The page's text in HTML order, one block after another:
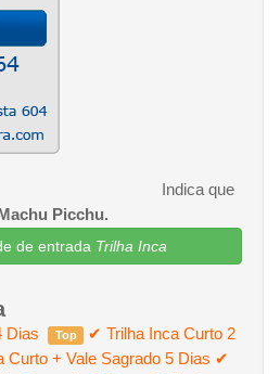
Indica que
Picchu.
de entrada Trilha Inca
Dias Top
✔ Trilha Inca Curto 2
Curto + Vale Sagrado 5 Dias ✔